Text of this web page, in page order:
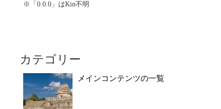
※「0.0.0」はKin不明
カテゴリー
メインコンテンツの一覧